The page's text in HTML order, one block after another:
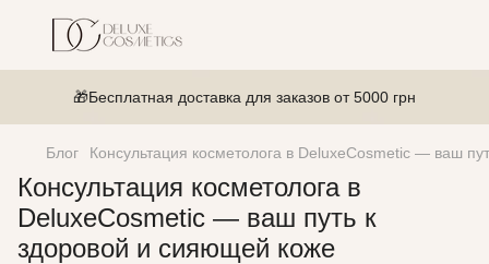
🎁Бесплатная доставка для заказов от 5000 грн
Блог Консультация косметолога в DeluxeCosmetic — ваш
Консультация косметолога в
DeluxeCosmetic — ваш путь к
здоровой и сияющей коже